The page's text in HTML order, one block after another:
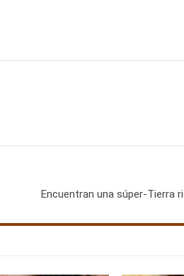
Encuentran una súper-Tierra